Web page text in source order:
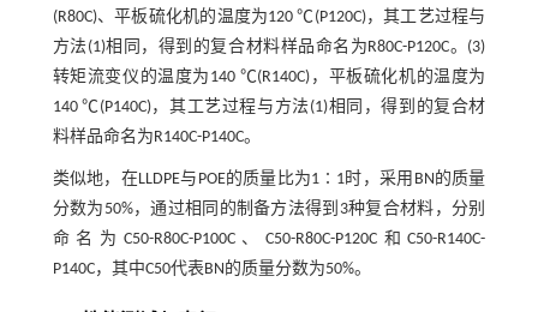
(R80C)、平板硫化机的温度为120 ℃(P120C)，其工艺过程与
方法(1)相同，得到的复合材料样品命名为R80C-P120C。(3)
转矩流变仪的温度为140 ℃(R140C)，平板硫化机的温度为
140 ℃(P140C)，其工艺过程与方法(1)相同，得到的复合材
料样品命名为R140C-P140C。
类似地，在LLDPE与POE的质量比为1∶1时，采用BN的质量
分数为50%，通过相同的制备方法得到3种复合材料，分别
命名为C50-R80C-P100C、C50-R80C-P120C和C50-R140C-
P140C，其中C50代表BN的质量分数为50%。